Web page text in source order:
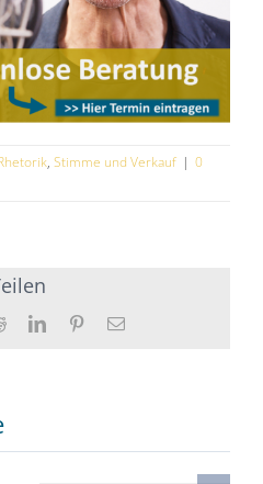
, Stimme und Verkauf | 0
RedditLinkedInPinterest
E-